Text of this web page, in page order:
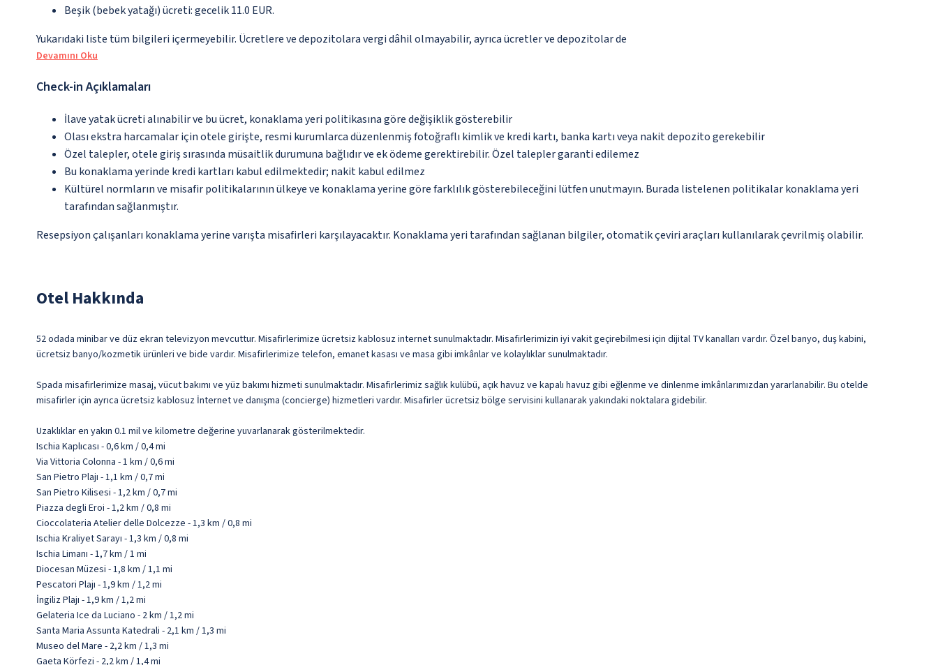
Beşik (bebek yatağı) ücreti: gecelik 11.0 EUR.
Yukarıdaki liste tüm bilgileri içermeyebilir. Ücretlere ve depozitolara vergi dâhil olmayabilir, ayrıca ücretler ve depozitolar de
Devamını Oku
Check-in Açıklamaları
İlave yatak ücreti alınabilir ve bu ücret, konaklama yeri politikasına göre değişiklik gösterebilir
Olası ekstra harcamalar için otele girişte, resmi kurumlarca düzenlenmiş fotoğraflı kimlik ve kredi kartı, banka kartı veya nakit depozito gerekebilir
Özel talepler, otele giriş sırasında müsaitlik durumuna bağlıdır ve ek ödeme gerektirebilir. Özel talepler garanti edilemez
Bu konaklama yerinde kredi kartları kabul edilmektedir; nakit kabul edilmez
Kültürel normların ve misafir politikalarının ülkeye ve konaklama yerine göre farklılık gösterebileceğini lütfen unutmayın. Burada listelenen politikalar konaklama yeri
tarafından sağlanmıştır.
Resepsiyon çalışanları konaklama yerine varışta misafirleri karşılayacaktır. Konaklama yeri tarafından sağlanan bilgiler, otomatik çeviri araçları kullanılarak çevrilmiş olabilir.
Otel Hakkında
52 odada minibar ve düz ekran televizyon mevcuttur. Misafirlerimize ücretsiz kablosuz internet sunulmaktadır. Misafirlerimizin iyi vakit geçirebilmesi için dijital TV kanalları vardır. Özel banyo, duş kabini,
ücretsiz banyo/kozmetik ürünleri ve bide vardır. Misafirlerimize telefon, emanet kasası ve masa gibi imkânlar ve kolaylıklar sunulmaktadır.
Spada misafirlerimize masaj, vücut bakımı ve yüz bakımı hizmeti sunulmaktadır. Misafirlerimiz sağlık kulübü, açık havuz ve kapalı havuz gibi eğlenme ve dinlenme imkânlarımızdan yararlanabilir. Bu otelde
misafirler için ayrıca ücretsiz kablosuz İnternet ve danışma (concierge) hizmetleri vardır. Misafirler ücretsiz bölge servisini kullanarak yakındaki noktalara gidebilir.
Uzaklıklar en yakın 0.1 mil ve kilometre değerine yuvarlanarak gösterilmektedir.
Ischia Kaplıcası - 0,6 km / 0,4 mi
Via Vittoria Colonna - 1 km / 0,6 mi
San Pietro Plajı - 1,1 km / 0,7 mi
San Pietro Kilisesi - 1,2 km / 0,7 mi
Piazza degli Eroi - 1,2 km / 0,8 mi
Cioccolateria Atelier delle Dolcezze - 1,3 km / 0,8 mi
Ischia Kraliyet Sarayı - 1,3 km / 0,8 mi
Ischia Limanı - 1,7 km / 1 mi
Diocesan Müzesi - 1,8 km / 1,1 mi
Pescatori Plajı - 1,9 km / 1,2 mi
İngiliz Plajı - 1,9 km / 1,2 mi
Gelateria Ice da Luciano - 2 km / 1,2 mi
Santa Maria Assunta Katedrali - 2,1 km / 1,3 mi
Museo del Mare - 2,2 km / 1,3 mi
Gaeta Körfezi - 2,2 km / 1,4 mi